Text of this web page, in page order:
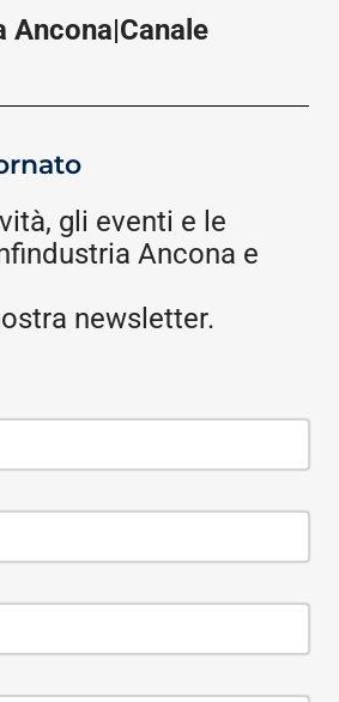
Ancona|Canale
gli eventi e le
Ancona e
newsletter.